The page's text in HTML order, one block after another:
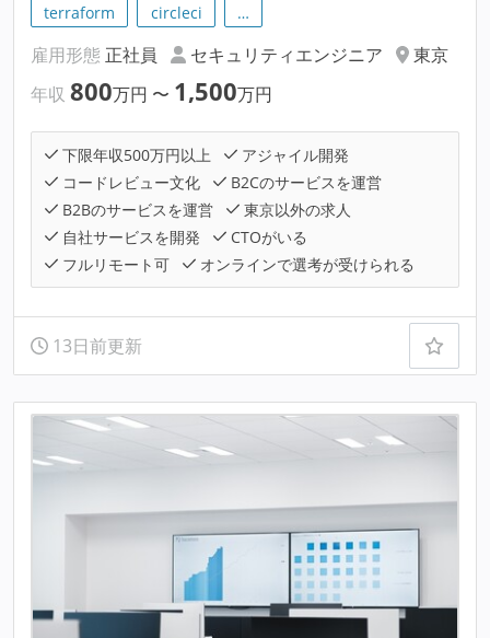
terraform
circleci …
雇用形態 正社員 セキュリティエンジニア
東京
年収 800万円 〜 1,500万円
下限年収500万円以上
アジャイル開発
コードレビュー文化
B2Cのサービスを運営
B2Bのサービスを運営
東京以外の求人
自社サービスを開発
CTOがいる
フルリモート可
オンラインで選考が受けられる
13日前更新